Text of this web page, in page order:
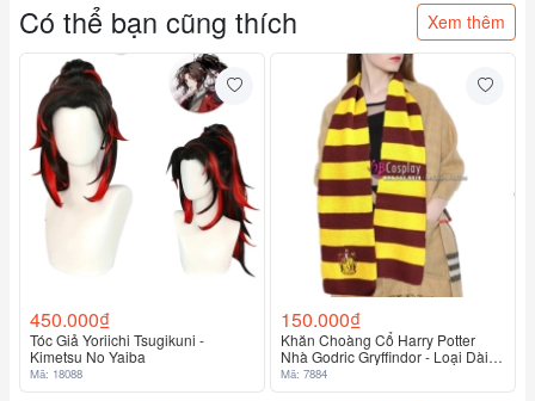
Có thể bạn cũng thích Xem thêm
450.000₫
Tóc Giả Yoriichi Tsugikuni -
Kimetsu No Yaiba
Mã: 18088
150.000₫
Khăn Choàng Cổ Harry Potter
Nhà Godric Gryffindor - Loại Dài
160Cm X 18Cm
Mã: 7884